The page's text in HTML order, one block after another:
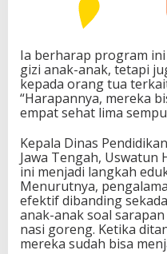
Ia berharap program
gizi anak-anak, tetapi
kepada orang tua
“Harapannya, mereka
empat sehat lima
Kepala Dinas
Jawa Tengah, Uswatun
ini menjadi langkah
Menurutnya,
efektif dibanding
anak-anak soal
nasi goreng. Ketika
mereka sudah bisa